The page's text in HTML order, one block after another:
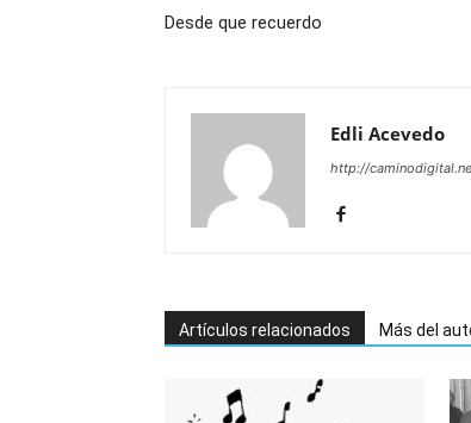
Desde que recuerdo
Edli Acevedo
http://
Artículos relacionados Más del